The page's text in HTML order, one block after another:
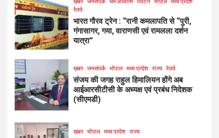
रेलवे
भारत गौरव ट्रेन : “रानी कमलापति से “पुरी,
गंगासागर, गया, वाराणसी एवं रामलला दर्शन
यात्रा”
ख़बर जनसंपर्क भोपाल मध्य प्रदेश राज्य रेलवे
संजय की जगह राहुल हिमालियन होंगे अब
आईआरसीटीसी के अध्यक्ष एवं प्रबंध निदेशक
(सीएमडी)
ख़बर भोपाल मध्य प्रदेश राज्य